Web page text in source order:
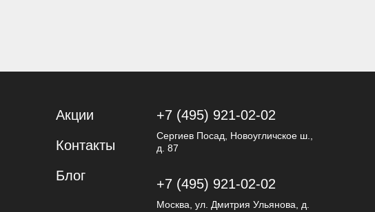
Акции
Контакты
Блог
+7 (495) 921-02-02
Сергиев Посад, Новоугличское ш.,
д. 87
+7 (495) 921-02-02
Москва, ул. Дмитрия Ульянова, д.